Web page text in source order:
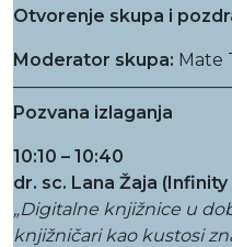
Otvorenje skupa i
Moderator skupa: Mate
Pozvana izlaganja
10:10 – 10:40
dr. sc. Lana Žaja
„Digitalne knjižnice u
knjižničari kao kustosi